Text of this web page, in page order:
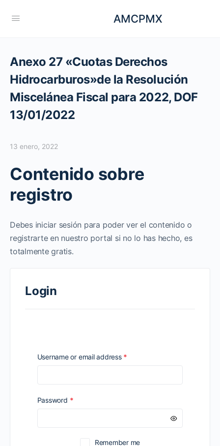
AMCPMX
Anexo 27 «Cuotas Derechos
Hidrocarburos»de la Resolución
Miscelánea Fiscal para 2022, DOF
13/01/2022
13 enero, 2022
Contenido sobre
registro
Debes iniciar sesión para poder ver el contenido o
registrarte en nuestro portal si no lo has hecho, es
totalmente gratis.
Login
Username or email address *
Password *Required
Remember me